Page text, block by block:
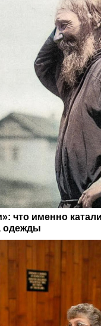
что именно
одежды